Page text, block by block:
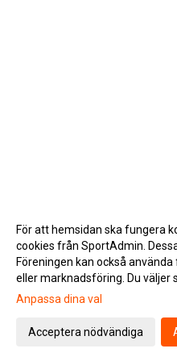
Gå till
För att hemsidan ska fungera
cookies från SportAdmin.
Föreningen kan också
eller marknadsföring. Du väljer
Anpassa dina val
Acceptera nödvändiga